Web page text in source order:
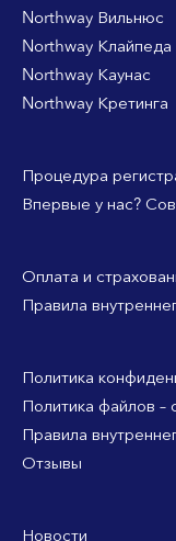
Northway Вильнюс
Northway Клайпеда
Northway Каунас
Northway Кретинга
Процедура
Впервые у нас?
Оплата и
Правила
Политика
Политика файлов –
Правила
Отзывы
Новости